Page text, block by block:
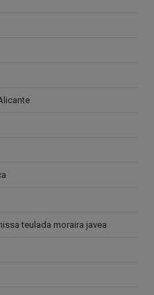
teulada moraira javea